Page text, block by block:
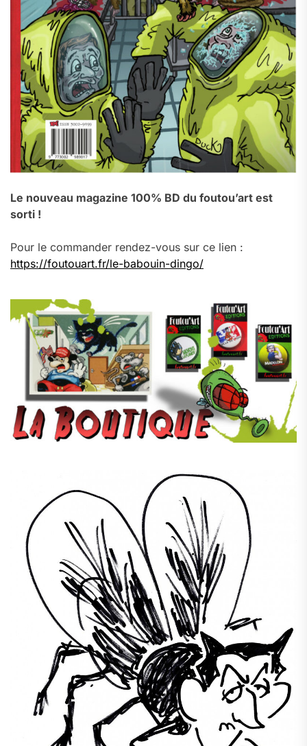
Le nouveau magazine 100% BD du foutou’art est
sorti !
Pour le commander rendez-vous sur ce lien :
https://foutouart.fr/le-babouin-dingo/